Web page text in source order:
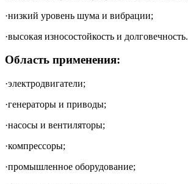
·низкий уровень шума и вибрации;
·высокая износостойкость и долговечность.
Область применения:
·электродвигатели;
·генераторы и приводы;
·насосы и вентиляторы;
·компрессоры;
·промышленное оборудование;